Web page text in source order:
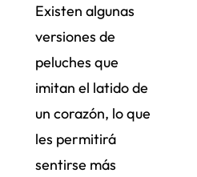
Existen algunas
versiones de
peluches que
imitan el latido de
un corazón, lo que
les permitirá
sentirse más